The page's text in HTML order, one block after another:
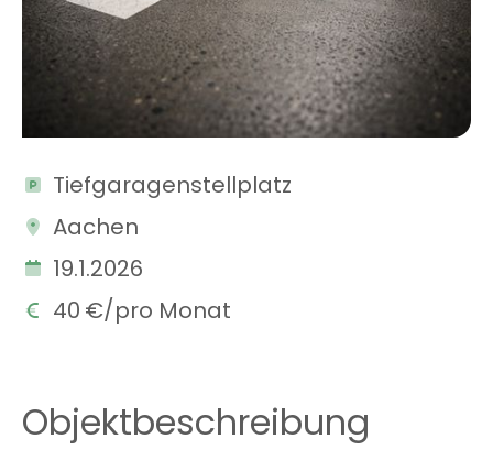
Tiefgaragenstellplatz
Aachen
19.1.2026
40 €/pro Monat
Objektbeschreibung